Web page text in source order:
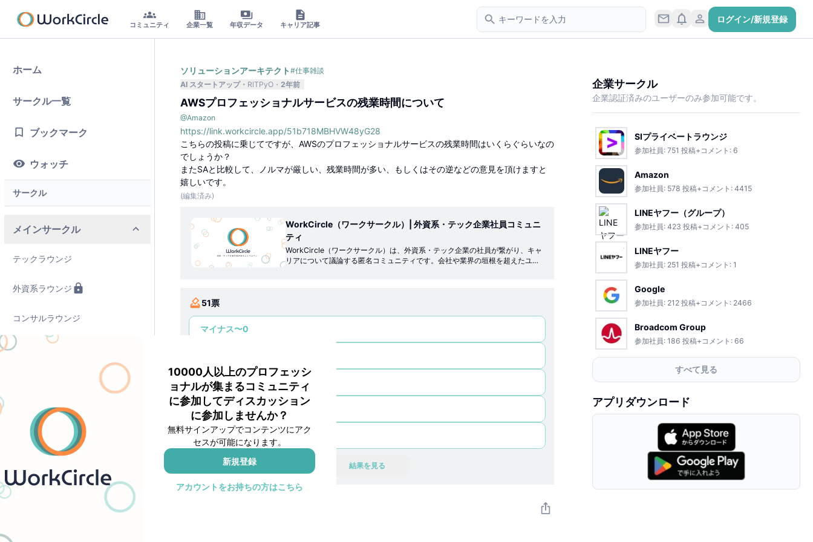
コミュニティ 企業一覧 年収データ キャリア記事
ログイン/新規登録
ホーム
サークル一覧
ブックマーク
ウォッチ
サークル
メインサークル
テックラウンジ
外資系ラウンジ
コンサルラウンジ
SIラウンジ
TCラウンジ(8・9月)👑
SIプライベートラウンジ
職種サークル
ソフトウェアエンジニア
10000人以上のプロフェッシ
ョナルが集まるコミュニティ
に参加してディスカッション
に参加しませんか？
無料サインアップでコンテンツにアク
セスが可能になります。
新規登録
アカウントをお持ちの方はこちら
ソリューションアーキテクト #仕事雑談
AI スタートアップ
RlTPyO 2年前
AWSプロフェッショナルサービスの残業時間について
@Amazon
https://link.workcircle.app/51b718MBHVW48yG28
こちらの投稿に乗じてですが、AWSのプロフェッショナルサービスの残業時間はいくらぐらいなの
でしょうか？
またSAと比較して、ノルマが厳しい、残業時間が多い、もしくはその逆などの意見を頂けますと
嬉しいです。
(編集済み)
WorkCircle（ワークサークル）| 外資系・テック企業社員コミュニ
ティ
WorkCircle（ワークサークル）は、外資系・テック企業の社員が繋がり、キャ
リアについて議論する匿名コミュニティです。会社や業界の垣根を超えたユー
51票
マイナス〜0
20〜40
40〜60
60〜
結果を見る
企業サークル
企業認証済みのユーザーのみ参加可能です。
SIプライベートラウンジ
参加社員: 751 投稿+コメント: 6
Amazon
参加社員: 578 投稿+コメント: 4415
LINEヤフー（グループ）
参加社員: 423 投稿+コメント: 405
LINEヤフー
参加社員: 251 投稿+コメント: 1
Google
参加社員: 212 投稿+コメント: 2466
Broadcom Group
参加社員: 186 投稿+コメント: 66
すべて見る
アプリダウンロード